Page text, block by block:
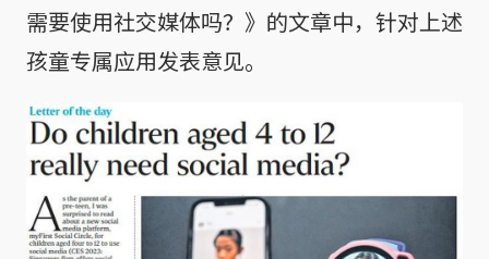
需要使用社交媒体吗？》的文章中，针对上述
孩童专属应用发表意见。